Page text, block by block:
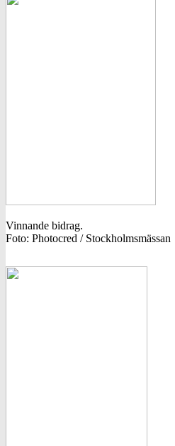
Vinnande bidrag.
Foto: Photocred / Stockholmsmässan